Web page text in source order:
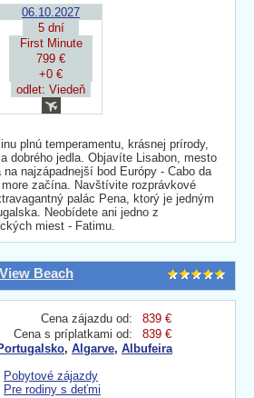
06.10.2027
5 dní
First Minute
799 €
+0 €
odlet: Viedeň
plnú temperamentu, krásnej prírody,
dobrého jedla. Objavíte Lisabon, mesto
najzápadnejší bod Európy - Cabo da
začína. Navštívite rozprávkové
palác Pena, ktorý je jedným
Neobídete ani jedno z
miest - Fatimu.
Beach
Cena zájazdu od:
839 €
Cena s príplatkami od:
839 €
, Algarve, Albufeira
Pobytové zájazdy
Pre rodiny s deťmi